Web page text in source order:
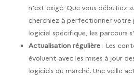
n'est exigé. Que vous débutiez
cherchiez à perfectionner votre
logiciel spécifique, les parcours
Actualisation régulière: Les
évoluent avec les mises à jour
logiciels du marché. Une veille